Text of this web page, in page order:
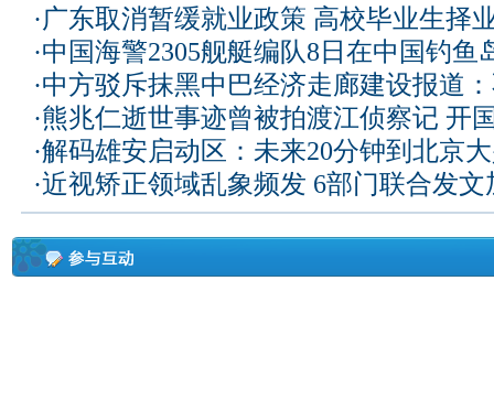
·广东取消暂缓就业政策 高校毕业生择
·中国海警2305舰艇编队8日在中国钓鱼
·中方驳斥抹黑中巴经济走廊建设报道
·熊兆仁逝世事迹曾被拍渡江侦察记 开
·解码雄安启动区：未来20分钟到北京
·近视矫正领域乱象频发 6部门联合发文